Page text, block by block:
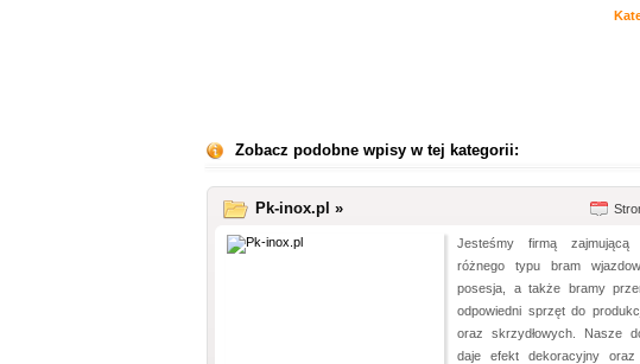
Zobacz podobne wpisy w tej kategorii:
Pk-inox.pl »
Jesteśmy firmą zajmującą
różnego typu bram
posesja, a także bramy
odpowiedni sprzęt do
oraz skrzydłowych. Nasze
daje efekt dekoracyjny oraz